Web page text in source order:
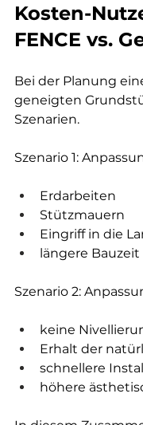
Kosten-
FENCE vs.
Bei der Planung
geneigten
Szenarien.
Szenario 1:
Erdarbeiten
Stützmauern
Eingriff in die
längere Bauzeit
Szenario 2:
keine
Erhalt der
schnellere
höhere